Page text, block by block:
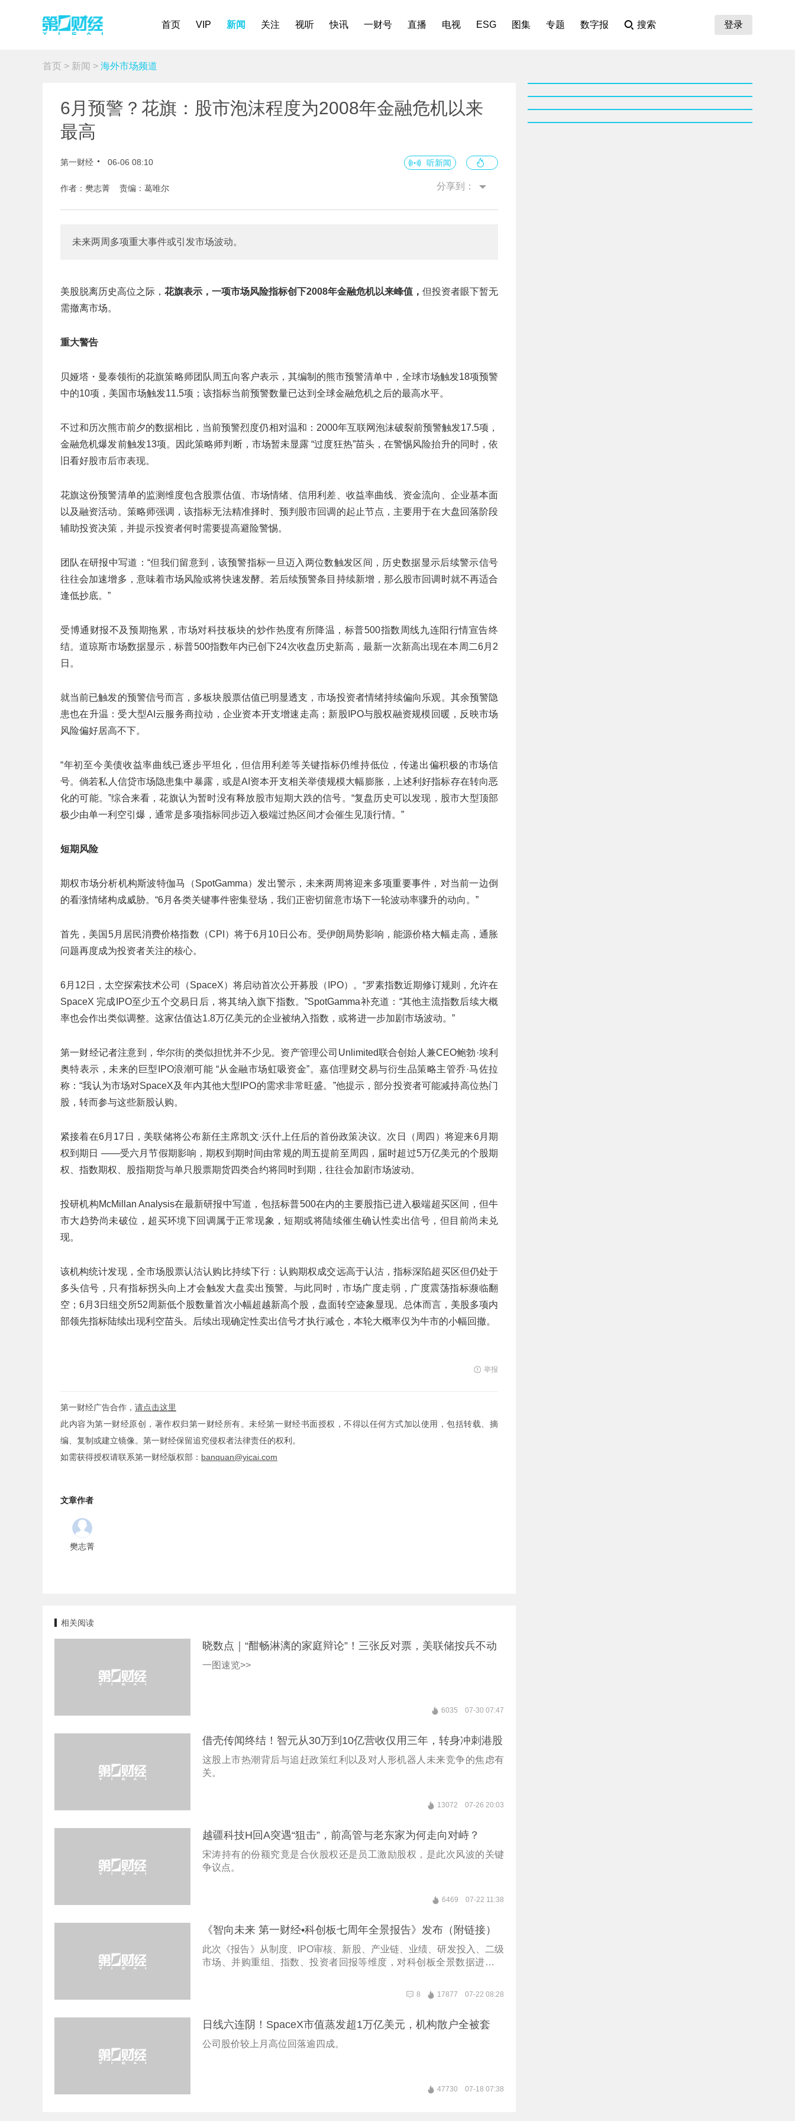
首页 VIP 新闻 关注 视听 快讯 一财号 直播 电视 ESG 图集 专题 数字报 搜索 登录
首页 > 新闻 > 海外市场频道
6月预警？花旗：股市泡沫程度为2008年金融危机以来
最高
第一财经 06-06 08:10 听新闻
作者：樊志菁 责编：葛唯尔 分享到：
未来两周多项重大事件或引发市场波动。
美股脱离历史高位之际， 花旗表示，一项市场风险指标创下2008年金融危机以来峰值， 但投资者眼下暂无
需撤离市场。
重大警告
贝娅塔・曼泰领衔的花旗策略师团队周五向客户表示，其编制的熊市预警清单中，全球市场触发18项预警
中的10项，美国市场触发11.5项；该指标当前预警数量已达到全球金融危机之后的最高水平。
不过和历次熊市前夕的数据相比，当前预警烈度仍相对温和：2000年互联网泡沫破裂前预警触发17.5项，
金融危机爆发前触发13项。因此策略师判断，市场暂未显露 “过度狂热”苗头，在警惕风险抬升的同时，依
旧看好股市后市表现。
花旗这份预警清单的监测维度包含股票估值、市场情绪、信用利差、收益率曲线、资金流向、企业基本面
以及融资活动。策略师强调，该指标无法精准择时、预判股市回调的起止节点，主要用于在大盘回落阶段
辅助投资决策，并提示投资者何时需要提高避险警惕。
团队在研报中写道：“但我们留意到，该预警指标一旦迈入两位数触发区间，历史数据显示后续警示信号
往往会加速增多，意味着市场风险或将快速发酵。若后续预警条目持续新增，那么股市回调时就不再适合
逢低抄底。”
受博通财报不及预期拖累，市场对科技板块的炒作热度有所降温，标普500指数周线九连阳行情宣告终
结。道琼斯市场数据显示，标普500指数年内已创下24次收盘历史新高，最新一次新高出现在本周二6月2
日。
就当前已触发的预警信号而言，多板块股票估值已明显透支，市场投资者情绪持续偏向乐观。其余预警隐
患也在升温：受大型AI云服务商拉动，企业资本开支增速走高；新股IPO与股权融资规模回暖，反映市场
风险偏好居高不下。
“年初至今美债收益率曲线已逐步平坦化，但信用利差等关键指标仍维持低位，传递出偏积极的市场信
号。倘若私人信贷市场隐患集中暴露，或是AI资本开支相关举债规模大幅膨胀，上述利好指标存在转向恶
化的可能。”综合来看，花旗认为暂时没有释放股市短期大跌的信号。“复盘历史可以发现，股市大型顶部
极少由单一利空引爆，通常是多项指标同步迈入极端过热区间才会催生见顶行情。”
短期风险
期权市场分析机构斯波特伽马（SpotGamma）发出警示，未来两周将迎来多项重要事件，对当前一边倒
的看涨情绪构成威胁。“6月各类关键事件密集登场，我们正密切留意市场下一轮波动率骤升的动向。”
首先，美国5月居民消费价格指数（CPI）将于6月10日公布。受伊朗局势影响，能源价格大幅走高，通胀
问题再度成为投资者关注的核心。
6月12日，太空探索技术公司（SpaceX）将启动首次公开募股（IPO）。“罗素指数近期修订规则，允许在
SpaceX 完成IPO至少五个交易日后，将其纳入旗下指数。”SpotGamma补充道：“其他主流指数后续大概
率也会作出类似调整。这家估值达1.8万亿美元的企业被纳入指数，或将进一步加剧市场波动。”
第一财经记者注意到，华尔街的类似担忧并不少见。资产管理公司Unlimited联合创始人兼CEO鲍勃·埃利
奥特表示，未来的巨型IPO浪潮可能 “从金融市场虹吸资金”。嘉信理财交易与衍生品策略主管乔·马佐拉
称：“我认为市场对SpaceX及年内其他大型IPO的需求非常旺盛。”他提示，部分投资者可能减持高位热门
股，转而参与这些新股认购。
紧接着在6月17日，美联储将公布新任主席凯文·沃什上任后的首份政策决议。次日（周四）将迎来6月期
权到期日 ——受六月节假期影响，期权到期时间由常规的周五提前至周四，届时超过5万亿美元的个股期
权、指数期权、股指期货与单只股票期货四类合约将同时到期，往往会加剧市场波动。
投研机构McMillan Analysis在最新研报中写道，包括标普500在内的主要股指已进入极端超买区间，但牛
市大趋势尚未破位，超买环境下回调属于正常现象，短期或将陆续催生确认性卖出信号，但目前尚未兑
现。
该机构统计发现，全市场股票认沽认购比持续下行：认购期权成交远高于认沽，指标深陷超买区但仍处于
多头信号，只有指标拐头向上才会触发大盘卖出预警。与此同时，市场广度走弱，广度震荡指标濒临翻
空；6月3日纽交所52周新低个股数量首次小幅超越新高个股，盘面转空迹象显现。总体而言，美股多项内
部领先指标陆续出现利空苗头。后续出现确定性卖出信号才执行减仓，本轮大概率仅为牛市的小幅回撤。
举报
第一财经广告合作， 请点击这里
此内容为第一财经原创，著作权归第一财经所有。未经第一财经书面授权，不得以任何方式加以使用，包括转载、摘
编、复制或建立镜像。第一财经保留追究侵权者法律责任的权利。
如需获得授权请联系第一财经版权部： banquan@yicai.com
文章作者
樊志菁
相关阅读
晓数点｜“酣畅淋漓的家庭辩论”！三张反对票，美联储按兵不动
一图速览>>
6035 07-30 07:47
借壳传闻终结！智元从30万到10亿营收仅用三年，转身冲刺港股
这股上市热潮背后与追赶政策红利以及对人形机器人未来竞争的焦虑有
关。
13072 07-26 20:03
越疆科技H回A突遇“狙击”，前高管与老东家为何走向对峙？
宋涛持有的份额究竟是合伙股权还是员工激励股权，是此次风波的关键
争议点。
6469 07-22 11:38
《智向未来 第一财经•科创板七周年全景报告》发布（附链接）
此次《报告》从制度、IPO审核、新股、产业链、业绩、研发投入、二级
市场、并购重组、指数、投资者回报等维度，对科创板全景数据进行统
8 17877 07-22 08:28
日线六连阴！SpaceX市值蒸发超1万亿美元，机构散户全被套
公司股价较上月高位回落逾四成。
47730 07-18 07:38